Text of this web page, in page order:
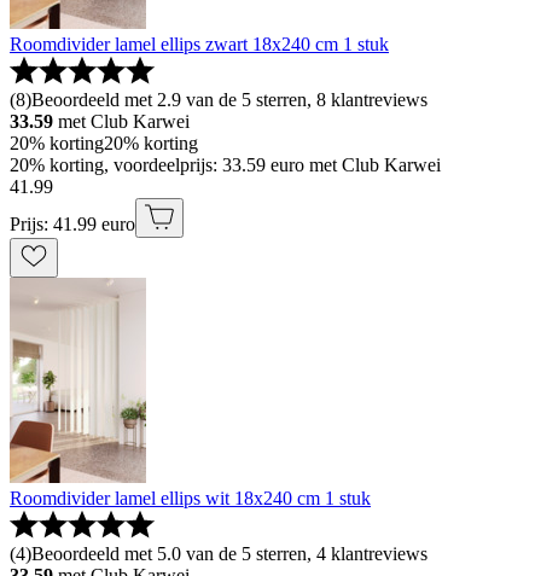
Roomdivider lamel ellips zwart 18x240 cm 1 stuk
(8)Beoordeeld met 2.9 van de 5 sterren, 8 klantreviews
33.59 met Club Karwei
20% korting20% korting
20% korting, voordeelprijs: 33.59 euro met Club Karwei
41 .99
Prijs: 41.99 euro
Roomdivider lamel ellips wit 18x240 cm 1 stuk
(4)Beoordeeld met 5.0 van de 5 sterren, 4 klantreviews